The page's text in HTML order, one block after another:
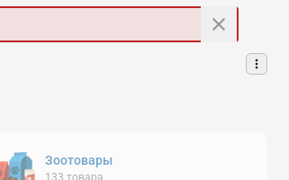
Зоотовары
133 товара